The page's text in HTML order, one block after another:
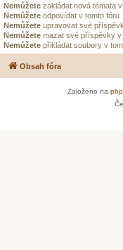
Nemůžete zakládat nová témata
Nemůžete odpovídat v tomto fóru
Nemůžete upravovat své
Nemůžete mazat své příspěvky v
Nemůžete přikládat soubory v
Obsah fóra
Založeno na